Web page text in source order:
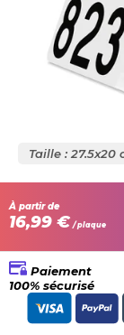
Taille : 27.5x20
À partir de
16,99 € / plaque
Paiement
100% sécurisé